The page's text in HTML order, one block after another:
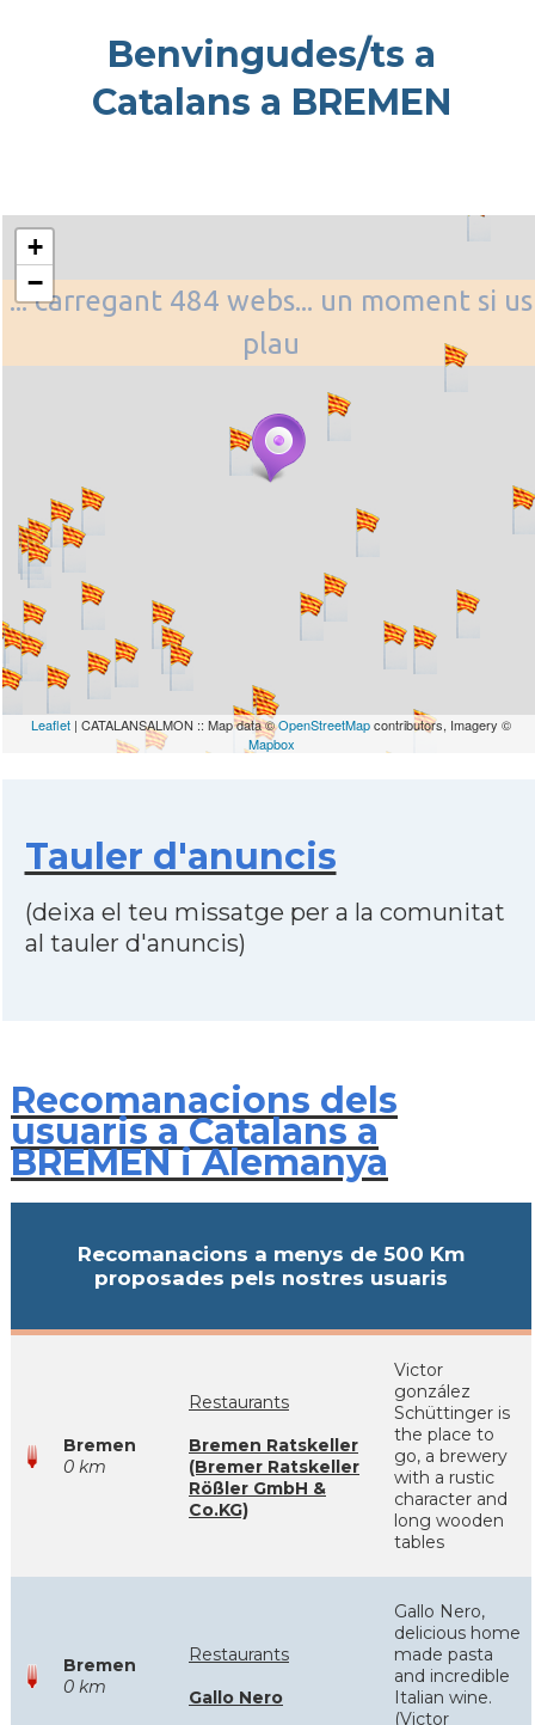
Benvingudes/ts a
Catalans a BREMEN
... carregant 484 webs... un moment si us
plau
+
−
Leaflet | CATALANSALMON :: Map data ©OpenStreetMapcontributors, Imagery ©
Mapbox
Tauler d'anuncis
(deixa el teu missatge per a la comunitat
al tauler d'anuncis)
Recomanacions dels
usuaris a Catalans a
BREMEN i Alemanya
Recomanacions a menys de 500 Km
proposades pels nostres usuaris
Bremen
0 km
Restaurants
Bremen Ratskeller
(Bremer Ratskeller
Rößler GmbH &
Co.KG)
Victor
gonzález
Schüttinger is
the place to
go, a brewery
with a rustic
character and
long wooden
tables
Bremen
0 km
Restaurants
Gallo Nero
Gallo Nero,
delicious home
made pasta
and incredible
Italian wine.
(Victor